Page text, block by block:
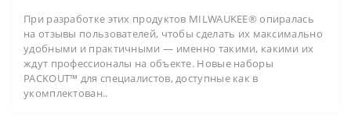
При разработке этих продуктов MILWAUKEE® опиралась
на отзывы пользователей, чтобы сделать их максимально
удобными и практичными — именно такими, какими их
ждут профессионалы на объекте. Новые наборы
PACKOUT™ для специалистов, доступные как в
укомплектован..